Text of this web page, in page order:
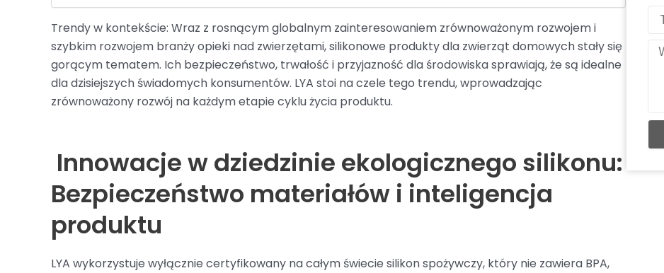
Trendy w kontekście: Wraz z rosnącym globalnym zainteresowaniem zrównoważonym rozwojem i
szybkim rozwojem branży opieki nad zwierzętami, silikonowe produkty dla zwierząt domowych stały się
gorącym tematem. Ich bezpieczeństwo, trwałość i przyjazność dla środowiska sprawiają, że są idealne
dla dzisiejszych świadomych konsumentów. LYA stoi na czele tego trendu, wprowadzając
zrównoważony rozwój na każdym etapie cyklu życia produktu.
Innowacje w dziedzinie ekologicznego silikonu:
Bezpieczeństwo materiałów i inteligencja
produktu
LYA wykorzystuje wyłącznie certyfikowany na całym świecie silikon spożywczy, który nie zawiera BPA,